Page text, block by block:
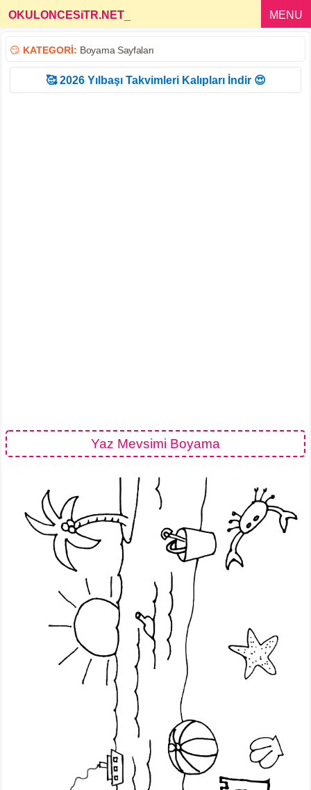
OKULONCESiTR.NET MENU
😏 KATEGORİ: Boyama Sayfaları
🥰 2026 Yılbaşı Takvimleri Kalıpları İndir 😍
Yaz Mevsimi Boyama